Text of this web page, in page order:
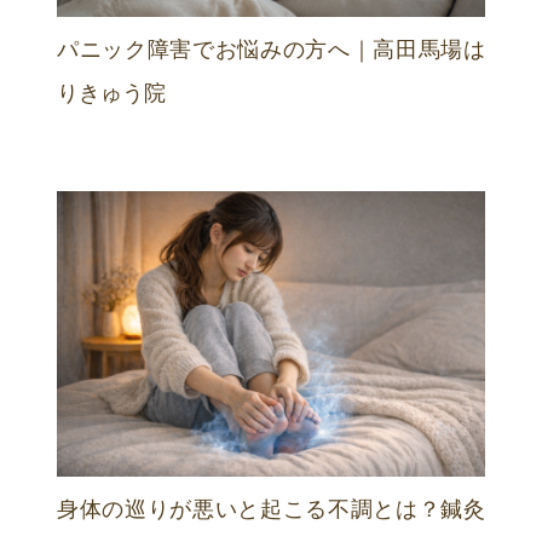
パニック障害でお悩みの方へ｜高田馬場は
りきゅう院
身体の巡りが悪いと起こる不調とは？鍼灸